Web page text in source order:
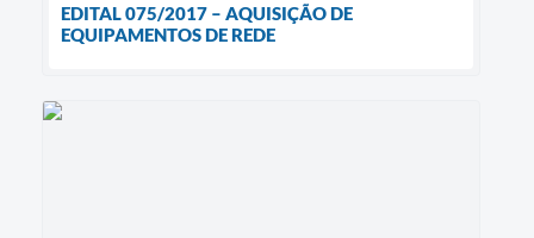
EDITAL 075/2017 – AQUISIÇÃO DE
EQUIPAMENTOS DE REDE